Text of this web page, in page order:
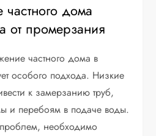
дома
от промерзания
частного дома в
особого подхода. Низкие
к замерзанию труб,
и перебоям в подаче воды.
необходимо